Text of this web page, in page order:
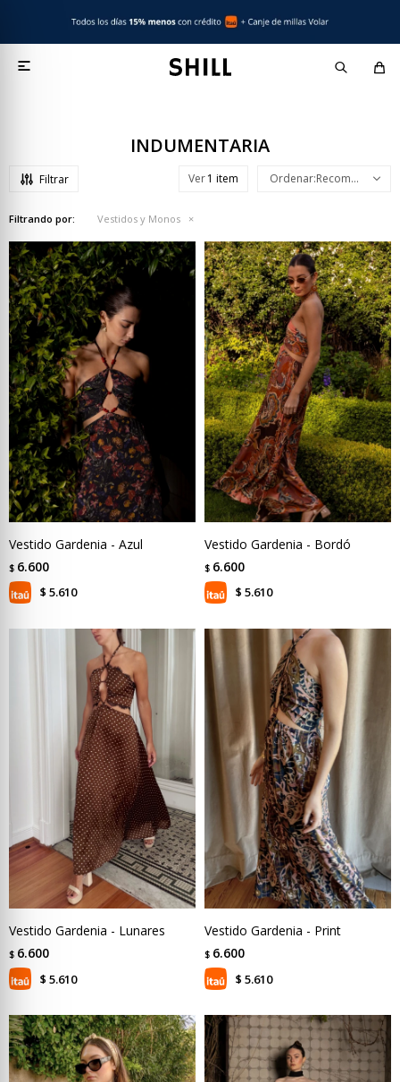

INDUMENTARIA
Ver Recomendados
Filtrando por: Vestidos y Monos
Vestido Gardenia - Azul
$ 6.600
$ 5.610
Vestido Gardenia - Bordó
$ 6.600
$ 5.610
Vestido Gardenia - Lunares
$ 6.600
$ 5.610
Vestido Gardenia - Print
$ 6.600
$ 5.610